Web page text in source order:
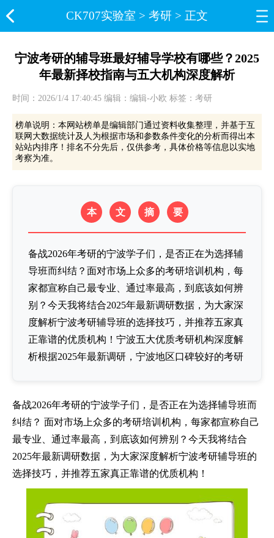
CK707实验室​ > 考研 > 正文
宁波考研的辅导班最好辅导学校有哪些？2025
年最新择校指南与五大机构深度解析
时间：2026/1/4 17:40:45 编辑：编辑-小欧 标签：考研
榜单说明：本网站榜单是编辑部门通过资料收集整理，并基于互
联网大数据统计及人为根据市场和参数条件变化的分析而得出本
站站内排序！排名不分先后，仅供参考，具体价格等信息以实地
考察为准。
本 文 摘 要
备战2026年考研的宁波学子们，是否正在为选择辅
导班而纠结？面对市场上众多的考研培训机构，每
家都宣称自己最专业、通过率最高，到底该如何辨
别？今天我将结合2025年最新调研数据，为大家深
度解析宁波考研辅导班的选择技巧，并推荐五家真
正靠谱的优质机构！宁波五大优质考研机构深度解
析根据2025年最新调研，宁波地区口碑较好的考研
备战2026年考研的宁波学子们，是否正在为选择辅导班而
纠结？ 面对市场上众多的考研培训机构，每家都宣称自己
最专业、通过率最高，到底该如何辨别？今天我将结合
2025年最新调研数据，为大家深度解析宁波考研辅导班的
选择技巧，并推荐五家真正靠谱的优质机构！